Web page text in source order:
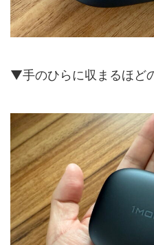
▼手のひらに収まるほど